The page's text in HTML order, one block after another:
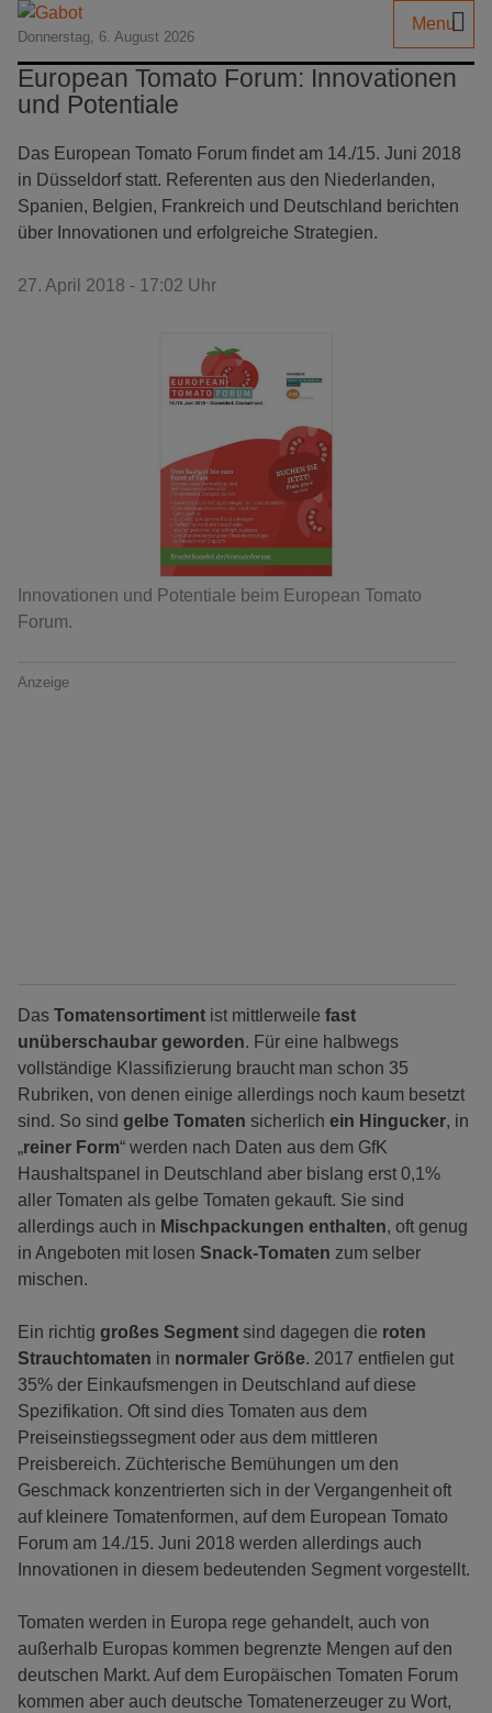
Donnerstag, 6. August 2026
Menu
European Tomato Forum: Innovationen
und Potentiale
Das European Tomato Forum findet am 14./15. Juni 2018
in Düsseldorf statt. Referenten aus den Niederlanden,
Spanien, Belgien, Frankreich und Deutschland berichten
über Innovationen und erfolgreiche Strategien.
27. April 2018 - 17:02 Uhr
Innovationen und Potentiale beim European Tomato
Forum.
Anzeige
Das Tomatensortiment ist mittlerweile fast
unüberschaubar geworden. Für eine halbwegs
vollständige Klassifizierung braucht man schon 35
Rubriken, von denen einige allerdings noch kaum besetzt
sind. So sind gelbe Tomaten sicherlich ein Hingucker, in
„reiner Form“ werden nach Daten aus dem GfK
Haushaltspanel in Deutschland aber bislang erst 0,1%
aller Tomaten als gelbe Tomaten gekauft. Sie sind
allerdings auch in Mischpackungen enthalten, oft genug
in Angeboten mit losen Snack-Tomaten zum selber
mischen.
Ein richtig großes Segment sind dagegen die roten
Strauchtomaten in normaler Größe. 2017 entfielen gut
35% der Einkaufsmengen in Deutschland auf diese
Spezifikation. Oft sind dies Tomaten aus dem
Preiseinstiegssegment oder aus dem mittleren
Preisbereich. Züchterische Bemühungen um den
Geschmack konzentrierten sich in der Vergangenheit oft
auf kleinere Tomatenformen, auf dem European Tomato
Forum am 14./15. Juni 2018 werden allerdings auch
Innovationen in diesem bedeutenden Segment vorgestellt.
Tomaten werden in Europa rege gehandelt, auch von
außerhalb Europas kommen begrenzte Mengen auf den
deutschen Markt. Auf dem Europäischen Tomaten Forum
kommen aber auch deutsche Tomatenerzeuger zu Wort,